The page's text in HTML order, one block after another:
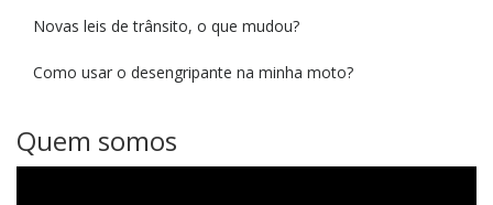
Novas leis de trânsito, o que mudou?
Como usar o desengripante na minha moto?
Quem somos